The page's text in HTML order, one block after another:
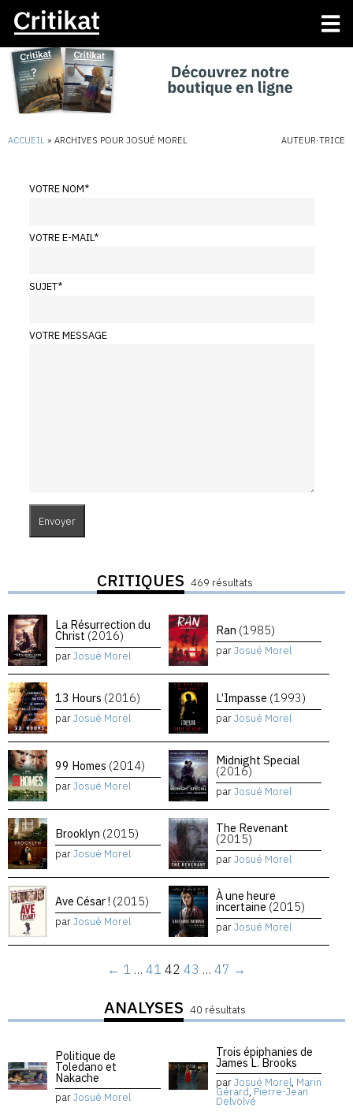
ACCUEIL » ARCHIVES POUR JOSUÉ MOREL AUTEUR·TRICE
VOTRE NOM*
VOTRE E-MAIL*
SUJET*
VOTRE MESSAGE
CRITIQUES 469 résultats
La Résurrection du
Christ (2016)
parJosué Morel
Ran (1985)
parJosué Morel
13 Hours (2016)
parJosué Morel
L’Impasse (1993)
parJosué Morel
99 Homes (2014)
parJosué Morel
Midnight Special
(2016)
parJosué Morel
Brooklyn (2015)
parJosué Morel
The Revenant
(2015)
parJosué Morel
Ave César ! (2015)
parJosué Morel
À une heure
incertaine (2015)
parJosué Morel
← 1 … 41 42 43 … 47 →
ANALYSES 40 résultats
Politique de
Toledano et
Nakache
parJosué Morel
Trois épiphanies de
James L. Brooks
parJosué Morel, Marin
Gérard, Pierre-Jean
Delvolvé